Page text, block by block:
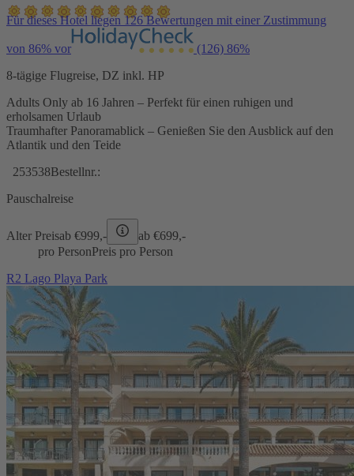
Für dieses Hotel liegen 126 Bewertungen mit einer Zustimmung
von 86% vor (126) 86%
8-tägige Flugreise, DZ inkl. HP
Adults Only ab 16 Jahren – Perfekt für einen ruhigen und
erholsamen Urlaub
Traumhafter Panoramablick – Genießen Sie den Ausblick auf den
Atlantik und den Teide
253538Bestellnr.:
Pauschalreise
Alter Preisab €999,- ab €699,-
pro PersonPreis pro Person
R2 Lago Playa Park